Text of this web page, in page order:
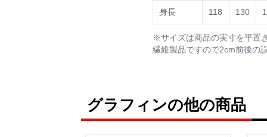
身長 118 130
※サイズは商品の実寸を平置
繊維製品ですので2cm前後の
グラフィンの他の商品